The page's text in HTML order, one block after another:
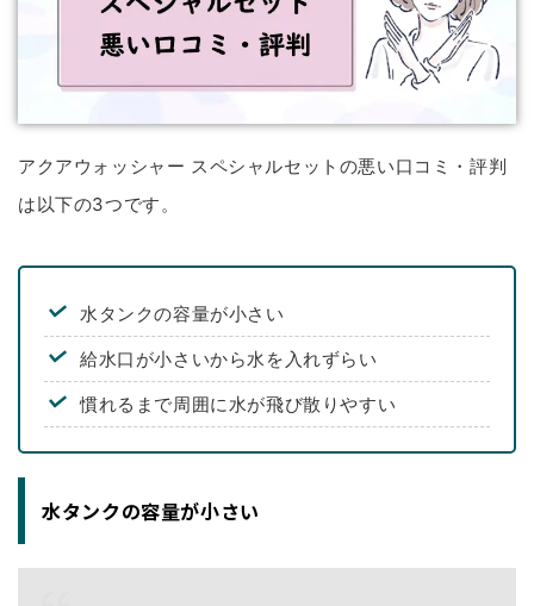
アクアウォッシャー スペシャルセットの悪い口コミ・評判
は以下の3つです。
水タンクの容量が小さい
給水口が小さいから水を入れずらい
慣れるまで周囲に水が飛び散りやすい
水タンクの容量が小さい